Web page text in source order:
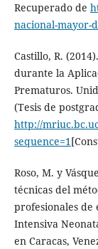
Recuperado de
nacional-mayor-
Castillo, R.
durante la
Prematuros.
(Tesis de
http://
sequence=1
Roso, M. y
técnicas del
profesionales
Intensiva
en Caracas,